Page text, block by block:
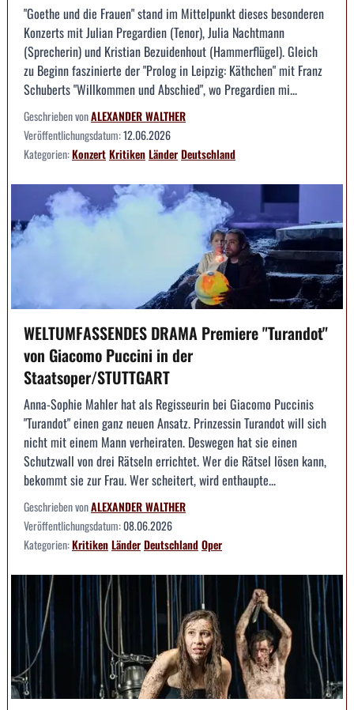
"Goethe und die Frauen" stand im Mittelpunkt dieses besonderen
Konzerts mit Julian Pregardien (Tenor), Julia Nachtmann
(Sprecherin) und Kristian Bezuidenhout (Hammerflügel). Gleich
zu Beginn faszinierte der "Prolog in Leipzig: Käthchen" mit Franz
Schuberts "Willkommen und Abschied", wo Pregardien mi...
Geschrieben vonALEXANDER WALTHER
Veröffentlichungsdatum:12.06.2026
Kategorien:KonzertKritikenLänderDeutschland
WELTUMFASSENDES DRAMA Premiere "Turandot"
von Giacomo Puccini in der
Staatsoper/STUTTGART
Anna-Sophie Mahler hat als Regisseurin bei Giacomo Puccinis
"Turandot" einen ganz neuen Ansatz. Prinzessin Turandot will sich
nicht mit einem Mann verheiraten. Deswegen hat sie einen
Schutzwall von drei Rätseln errichtet. Wer die Rätsel lösen kann,
bekommt sie zur Frau. Wer scheitert, wird enthaupte...
Geschrieben vonALEXANDER WALTHER
Veröffentlichungsdatum:08.06.2026
Kategorien:KritikenLänderDeutschlandOper